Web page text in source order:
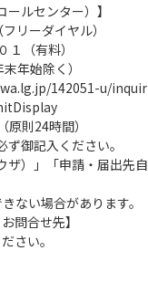
ルセンター）】
リーダイヤル）
（有料）
年始除く）
142051-u/inquir
則24時間）
御記入ください。
ザ）」「申請・届出先自
ない場合があります。
問合せ先】
さい。